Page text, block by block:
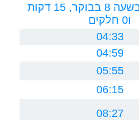
יום חמישי, בשעה 8 בבוקר, 15 דקות
ו0 חלקים
04:33
04:59
05:55
06:15
08:27